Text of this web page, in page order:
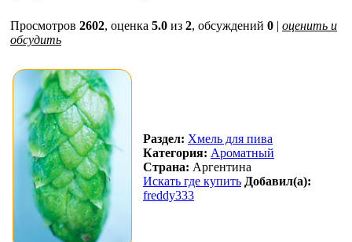
Просмотров 2602, оценка 5.0 из 2, обсуждений 0 | оценить и
обсудить
Раздел: Хмель для пива
Категория: Ароматный
Страна: Аргентина
Искать где купить Добавил(а):
freddy333